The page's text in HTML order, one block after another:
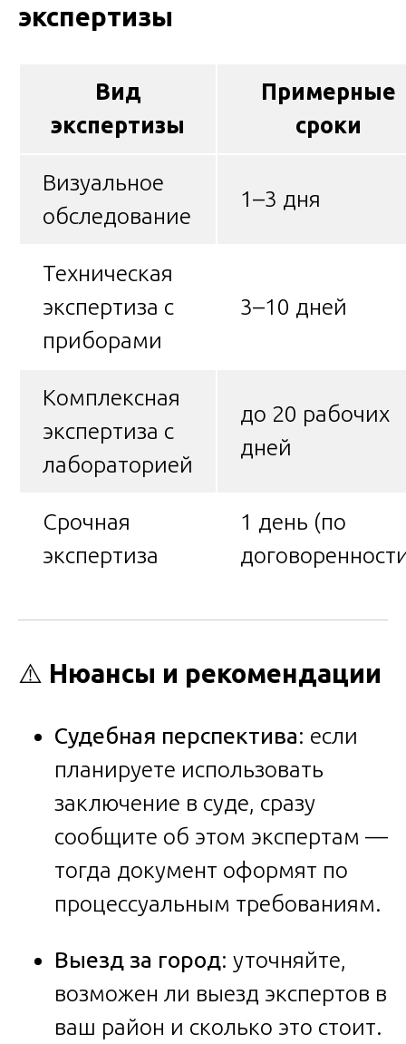
экспертизы
Вид
экспертизы
Примерные
сроки
Визуальное
обследование
1–3 дня
Техническая
экспертиза с
приборами
3–10 дней
Комплексная
экспертиза с
лабораторией
до 20 рабочих
дней
Срочная
экспертиза
1 день (по
⚠️ Нюансы и рекомендации
Судебная перспектива: если
планируете использовать
заключение в суде, сразу
сообщите об этом экспертам —
тогда документ оформят по
процессуальным требованиям.
Выезд за город: уточняйте,
возможен ли выезд экспертов в
ваш район и сколько это стоит.